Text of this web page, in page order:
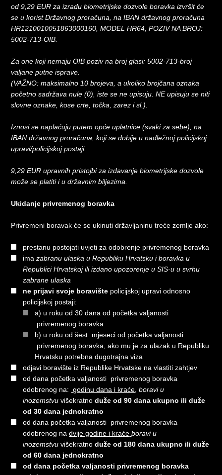
od 9,29 EUR za izradu biometrijske dozvole boravka izvršit će
se u korist Državnog proračuna, na IBAN državnog proračuna
HR1210010051863000160, MODEL HR64, POZIV NA BROJ:
5002-713-OIB.
Za one koji nemaju OIB poziv na broj glasi: 5002-713-broj
valjane putne isprave.
(VAŽNO: maksimalno 10 brojeva, a ukoliko brojčana oznaka
početno sadržava nule (0), iste se ne upisuju. NE upisuju se niti
slovne oznake, kose crte, točka, zarez i sl.).
Iznosi se naplaćuju putem opće uplatnice (svaki za sebe), na
IBAN državnog proračuna, koji se dobije u nadležnoj policijskoj
upravi/policijskoj postaji.
9,29 EUR upravnih pristojbi za izdavanje biometrijske dozvole
može se platiti i u državnim biljezima.
Ukidanje privremenog boravka
Privremeni boravak će se ukinuti državljaninu treće zemlje ako:
prestanu postojati uvjeti za odobrenje privremenog boravka
imazabranu ulaska u Republiku Hrvatsku i boravka u
Republici Hrvatskoj ili izdano upozorenje u SIS-u u svrhu
zabrane ulaska
ne prijavi svoje boravište policijskoj upravi odnosno
policijskoj postaji:
a) u roku od 30 dana od početka valjanosti
privremenog boravka
b) u roku od šest mjeseci od početka valjanosti
privremenog boravka, ako mu je za ulazak u Republiku
Hrvatsku potrebna dugotrajna viza
odjavi boravište iz Republike Hrvatske na vlastiti zahtjev
od dana početka valjanosti privremenog boravka
odobrenog na: godinu dana i kraće boravi u
inozemstvu višekratnoduže od 90 dana ukupno ili duže
od 30 dana jednokratno
od dana početka valjanosti privremenog boravka
odobrenog nadvije godine i kraće boravi u
inozemstvu višekratnoduže od 180 dana ukupno ili duže
od 60 dana jednokratno
od dana početka valjanosti privremenog boravka